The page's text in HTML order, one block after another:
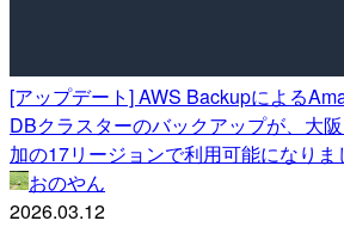
[アップデート] AWS Backupによる
DBクラスターのバックアップが、大
加の17リージョンで利用可能になりま
おのやん
2026.03.12